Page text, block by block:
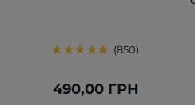
850
490,00 ГРН